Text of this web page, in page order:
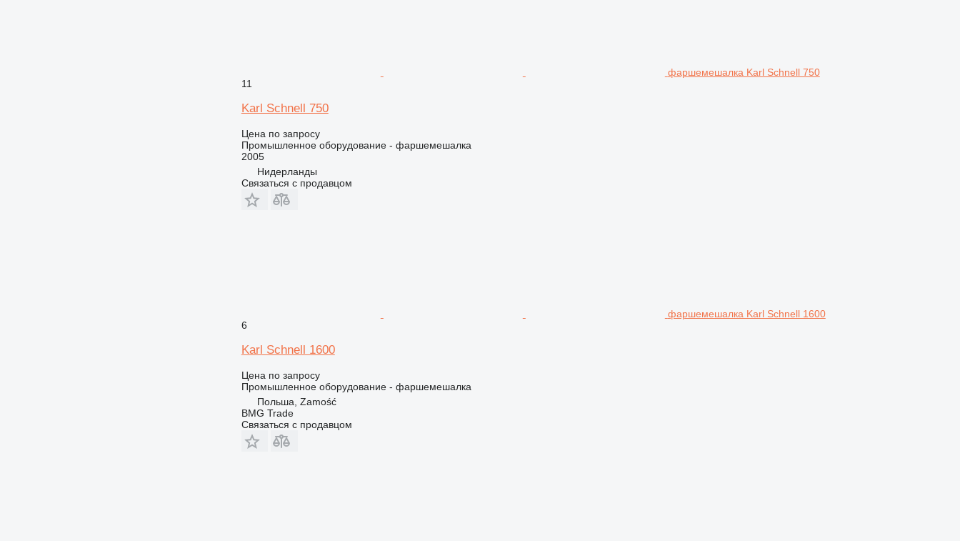
фаршемешалка Karl Schnell 750
11
Karl Schnell 750
Цена по запросу
Промышленное оборудование - фаршемешалка
2005
Нидерланды
Связаться с продавцом
фаршемешалка Karl Schnell 1600
6
Karl Schnell 1600
Цена по запросу
Промышленное оборудование - фаршемешалка
Польша, Zamość
BMG Trade
Связаться с продавцом